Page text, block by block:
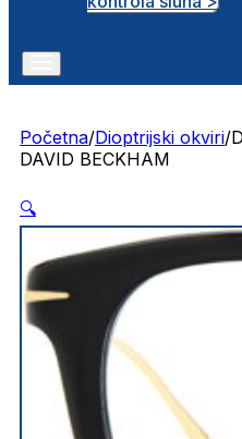
Početna/Dioptrijski okviri/
DAVID BECKHAM
🔍